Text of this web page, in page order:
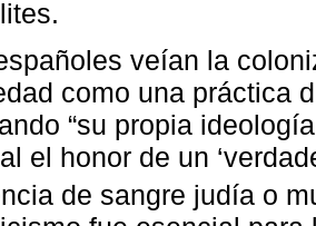
veían la
como una práctica
“su propia
el honor de un
de sangre judía o